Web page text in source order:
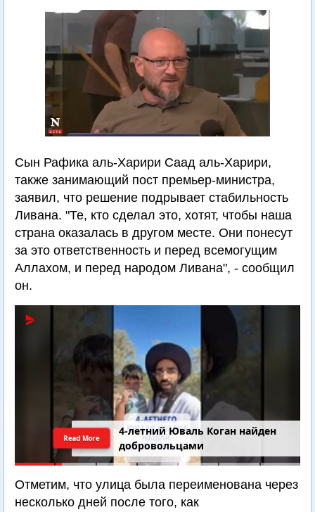
Сын Рафика аль-Харири Саад аль-Харири,
также занимающий пост премьер-министра,
заявил, что решение подрывает стабильность
Ливана. "Те, кто сделал это, хотят, чтобы наша
страна оказалась в другом месте. Они понесут
за это ответственность и перед всемогущим
Аллахом, и перед народом Ливана", - сообщил
он.
4-летний Юваль Коган найден
добровольцами
Read More
Отметим, что улица была переименована через
несколько дней после того, как